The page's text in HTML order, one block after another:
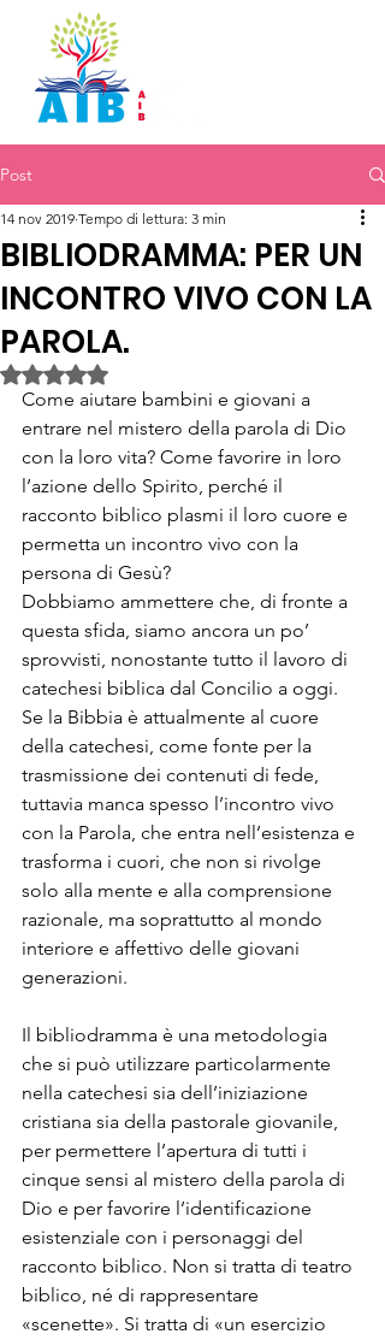
Post
BIBLIODRAMMA: PER UN
INCONTRO VIVO CON LA
PAROLA.
14 nov 2019 Tempo di lettura: 3 min
Valutazione NaN stelle su 5.
Come aiutare bambini e giovani a
entrare nel mistero della parola di Dio
con la loro vita? Come favorire in loro
l’azione dello Spirito, perché il
racconto biblico plasmi il loro cuore e
permetta un incontro vivo con la
persona di Gesù?
Dobbiamo ammettere che, di fronte a
questa sfida, siamo ancora un po’
sprovvisti, nonostante tutto il lavoro di
catechesi biblica dal Concilio a oggi.
Se la Bibbia è attualmente al cuore
della catechesi, come fonte per la
trasmissione dei contenuti di fede,
tuttavia manca spesso l’incontro vivo
con la Parola, che entra nell’esistenza e
trasforma i cuori, che non si rivolge
solo alla mente e alla comprensione
razionale, ma soprattutto al mondo
interiore e affettivo delle giovani
generazioni.
Il bibliodramma è una metodologia
che si può utilizzare particolarmente
nella catechesi sia dell’iniziazione
cristiana sia della pastorale giovanile,
per permettere l’apertura di tutti i
cinque sensi al mistero della parola di
Dio e per favorire l’identificazione
esistenziale con i personaggi del
racconto biblico. Non si tratta di teatro
biblico, né di rappresentare
«scenette». Si tratta di «un esercizio